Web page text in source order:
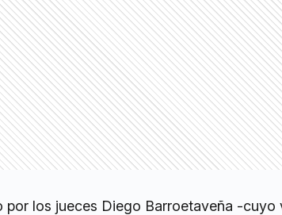
por los jueces Diego Barroetaveña -cuyo